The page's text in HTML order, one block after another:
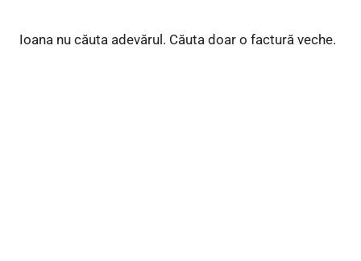
Ioana nu căuta adevărul. Căuta doar o factură veche.